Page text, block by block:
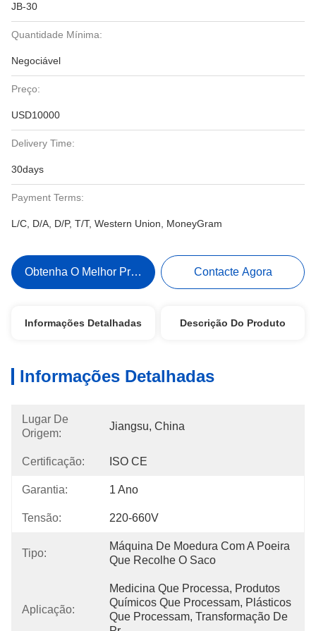
JB-30
Quantidade Mínima:
Negociável
Preço:
USD10000
Delivery Time:
30days
Payment Terms:
L/C, D/A, D/P, T/T, Western Union, MoneyGram
Obtenha O Melhor Preço Contacte Agora
Informações Detalhadas Descrição Do Produto
Informações Detalhadas
Lugar De
Origem:
Jiangsu, China
Certificação: ISO CE
Garantia: 1 Ano
Tensão: 220-660V
Tipo:
Máquina De Moedura Com A Poeira
Que Recolhe O Saco
Aplicação:
Medicina Que Processa, Produtos
Químicos Que Processam, Plásticos
Que Processam, Transformação De